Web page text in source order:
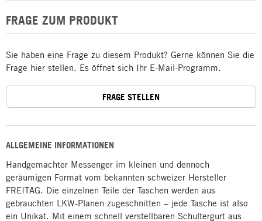
ALLGEMEINE INFORMATIONEN
Handgemachter Messenger im kleinen und dennoch
geräumigen Format vom bekannten schweizer Hersteller
FREITAG. Die einzelnen Teile der Taschen werden aus
gebrauchten LKW-Planen zugeschnitten – jede Tasche ist also
ein Unikat. Mit einem schnell verstellbaren Schultergurt aus
FRAGE ZUM PRODUKT
Sie haben eine Frage zu diesem Produkt? Gerne können Sie die
Frage hier stellen. Es öffnet sich Ihr E-Mail-Programm.
FRAGE STELLEN